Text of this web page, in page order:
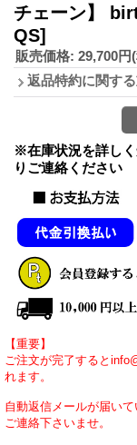
チェーン】
QS]
販売価格: 29,700円
返品特約に関す
※在庫状況を詳し
りご連絡ください
【重要】
ご注文が完了すると
れます。
自動返信メールが届い
ご連絡下さいませ。